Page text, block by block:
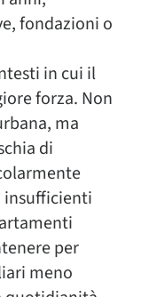
fondazioni o
in cui il
forza. Non
ma
di
insufficienti
per
meno